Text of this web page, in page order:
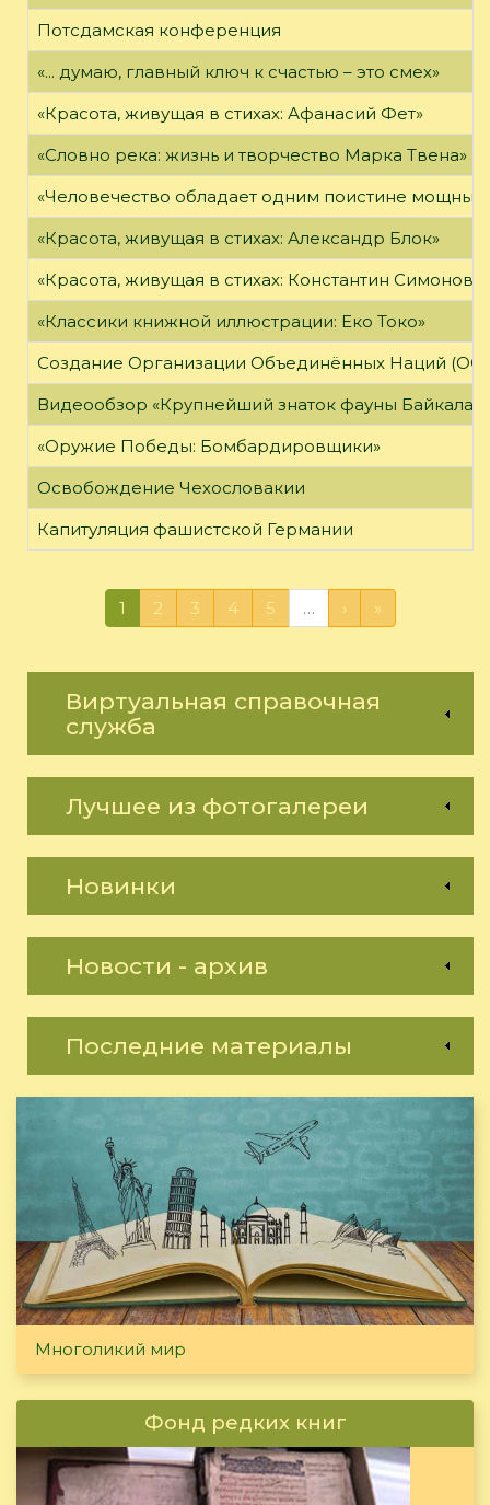
Потсдамская конференция
«... думаю, главный ключ к счастью – это смех»
«Красота, живущая в стихах: Афанасий Фет»
«Словно река: жизнь и творчество Марка Твена»
«Человечество обладает одним поистине
«Красота, живущая в стихах: Александр Блок»
«Красота, живущая в стихах: Константин Симонов»
«Классики книжной иллюстрации: Еко Токо»
Создание Организации Объединённых Наций
Видеообзор «Крупнейший знаток фауны Байкала»
«Оружие Победы: Бомбардировщики»
Освобождение Чехословакии
Капитуляция фашистской Германии
1 2 3 4 5 … › »
Виртуальная справочная
служба
Лучшее из фотогалереи
Новинки
Новости - архив
Последние материалы
Многоликий мир
Фонд редких книг